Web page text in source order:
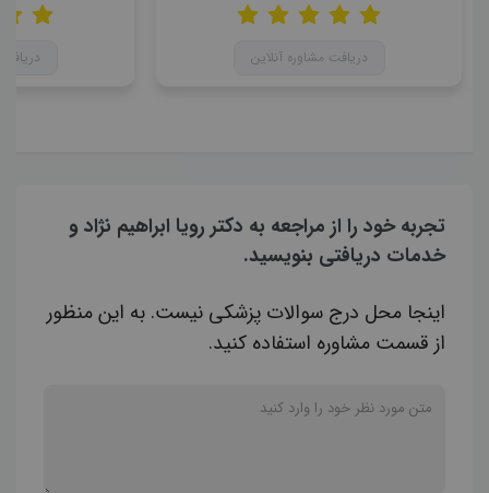
دریافت مشاوره آنلاین
تجربه خود را از مراجعه به دکتر رویا ابراهیم نژاد و
خدمات دریافتی بنویسید.
اینجا محل درج سوالات پزشکی نیست. به این منظور
از قسمت مشاوره استفاده کنید.